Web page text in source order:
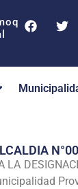
LA